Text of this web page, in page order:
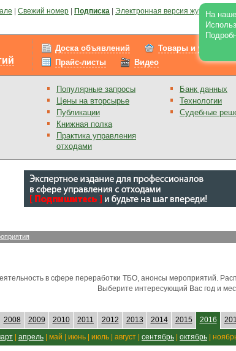
На
Свежий номер Подписка Электронная версия журнала |
Доска объявлений Товары и услуги
Прайс-листы
Видео
Популярные запросы
Цены на вторсырье
Публикации
Книжная полка
Практика управления
отходами
Банк данных
Технологии
Судебные
в сфере переработки ТБО, анонсы мероприятий.
Выберите интересующий Вас год и
2008 2009 2010 2011 2012 2013 2014 2015 2016
апрель | май | июнь | июль | август | сентябрь октябрь |